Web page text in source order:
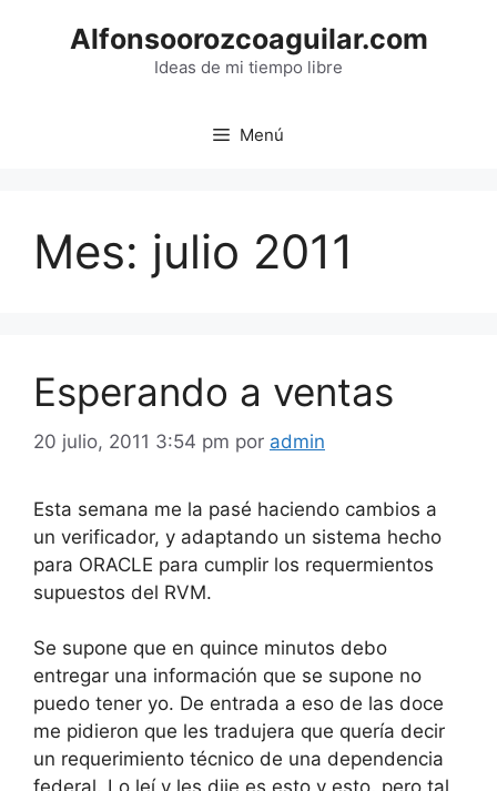
Alfonsoorozcoaguilar.com
Ideas de mi tiempo libre
Menú
Mes: julio 2011
Esperando a ventas
20 julio, 2011 3:54 pm por admin
Esta semana me la pasé haciendo cambios a
un verificador, y adaptando un sistema hecho
para ORACLE para cumplir los requermientos
supuestos del RVM.
Se supone que en quince minutos debo
entregar una información que se supone no
puedo tener yo. De entrada a eso de las doce
me pidieron que les tradujera que quería decir
un requerimiento técnico de una dependencia
federal. Lo leí y les dije es esto y esto, pero tal